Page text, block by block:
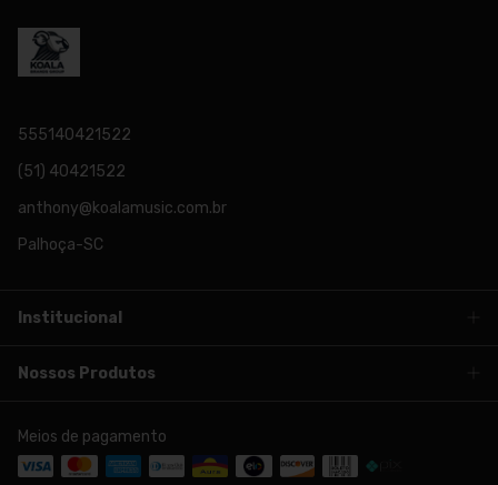
555140421522
(51) 40421522
anthony@koalamusic.com.br
Palhoça-SC
Institucional
Nossos Produtos
Meios de pagamento